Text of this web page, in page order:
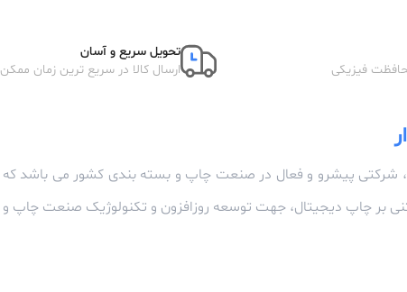
فیزیکی
تحویل سریع و آسان
ارسال کالا در سریع ترین زمان ممکن
شرکتی پیشرو و فعال در صنعت چاپ و بسته بندی کشور می باشد که
بر چاپ دیجیتال، جهت توسعه روزافزون و تکنولوژیک صنعت چاپ و